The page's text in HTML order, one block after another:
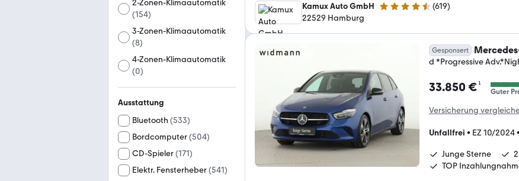
2-Zonen-Klimaautomatik
(154)
3-Zonen-Klimaautomatik
(8)
4-Zonen-Klimaautomatik
(0)
Ausstattung
Bluetooth (533)
Bordcomputer(504)
CD-Spieler(171)
Elektr. Fensterheber(541)
Kamux Auto GmbH 4.6 Sterne (619)
22529 Hamburg
Gesponsert
d *Progressive
33.850 €¹
Guter
Versicherung
Unfallfrei • EZ 10/2024•
Junge Sterne
TOP